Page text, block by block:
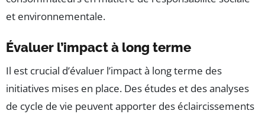
et environnementale.
Évaluer l’impact à long terme
Il est crucial d’évaluer l’impact à long terme des
initiatives mises en place. Des études et des analyses
de cycle de vie peuvent apporter des éclaircissements